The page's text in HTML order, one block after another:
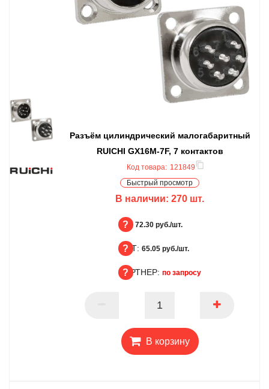
Разъём цилиндрический малогабаритный
RUICHI GX16M-7F, 7 контактов
Код товара: 121849
Быстрый просмотр
В наличии: 270 шт.
БЦ: 72.30 руб./шт.
ОПТ: 65.05 руб./шт.
ПАРТНЕР: по запросу
В корзину